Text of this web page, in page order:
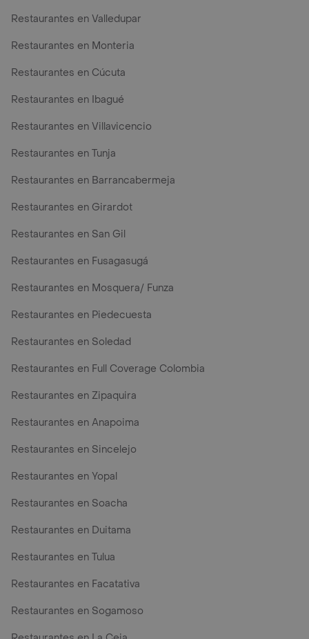
Restaurantes en Valledupar
Restaurantes en Monteria
Restaurantes en Cúcuta
Restaurantes en Ibagué
Restaurantes en Villavicencio
Restaurantes en Tunja
Restaurantes en Barrancabermeja
Restaurantes en Girardot
Restaurantes en San Gil
Restaurantes en Fusagasugá
Restaurantes en Mosquera/ Funza
Restaurantes en Piedecuesta
Restaurantes en Soledad
Restaurantes en Full Coverage Colombia
Restaurantes en Zipaquira
Restaurantes en Anapoima
Restaurantes en Sincelejo
Restaurantes en Yopal
Restaurantes en Soacha
Restaurantes en Duitama
Restaurantes en Tulua
Restaurantes en Facatativa
Restaurantes en Sogamoso